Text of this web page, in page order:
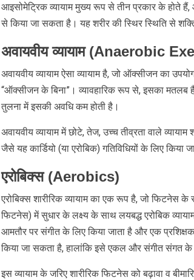
आइसोमेट्रिक व्यायाम मुख्य रूप से तीन प्रकार के होते
से किया जा सकता है। यह शरीर की स्थिर स्थिति से
अवायवीय व्यायाम (Anaerobic
अवायवीय व्यायाम ऐसा व्यायाम है, जो ऑक्सीजन का
“ऑक्सीजन के बिना”। व्यावहारिक रूप से, इसका मतलब है
तुलना में इसकी अवधि कम होती है।
अवायवीय व्यायाम में छोटे, तेज, उच्च तीव्रता वाले
जैसे यह कार्डियो (या एरोबिक) गतिविधियों के लिए किया
एरोबिक्स (Aerobics)
एरोबिक्स शारीरिक व्यायाम का एक रूप है, जो फिटनेस के
फिटनेस) में सुधार के लक्ष्य के साथ लयबद्ध एरोबिक
आमतौर पर संगीत के लिए किया जाता है और एक
किया जा सकता है, हालांकि इसे एकल और संगीत संगत के
इस व्यायाम के जरिए शारीरिक फिटनेस को बढ़ावा व